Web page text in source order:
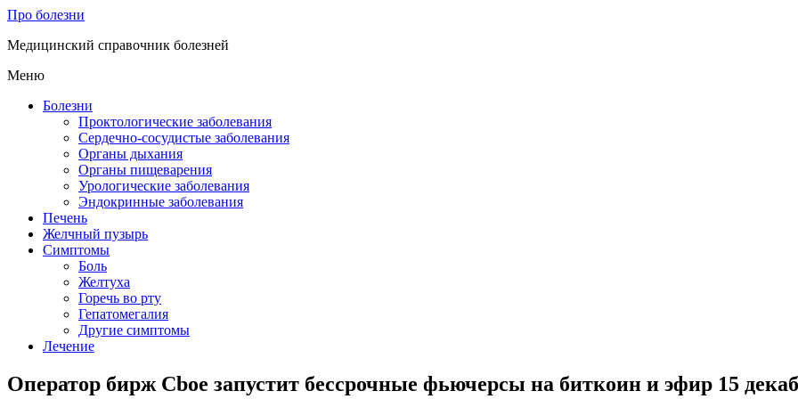
Про болезни
Медицинский справочник болезней
Меню
Болезни
Проктологические заболевания
Сердечно-сосудистые заболевания
Органы дыхания
Органы пищеварения
Урологические заболевания
Эндокринные заболевания
Печень
Желчный пузырь
Симптомы
Боль
Желтуха
Горечь во рту
Гепатомегалия
Другие симптомы
Лечение
Оператор бирж Cboe запустит бессрочные фьючерсы на биткоин и эфир 15